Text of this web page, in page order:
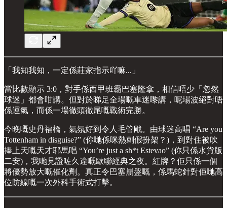
「我知我知，一定係莊家指示吖嘛...」
當比數顯示 3:0，對手係西甲班霸巴塞隆拿，相信唔少「忽然
球迷」都會咁講。但對於睇足全場嘅車迷嚟講，呢場波絕對唔
係運氣，而係一場徹頭徹尾嘅戰術完勝。
今晚嘅史丹福橋，氣氛好到令人毛管戙。由球迷高唱 “Are you
Tottenham in disguise?” (你哋係咪熱刺假扮架？)，到對住被吹
捧上天嘅天才耶馬唱 “You’re just a sh*t Estevao” (你只係水貨版
二安)，我哋見證咗久違嘅歐聯經典之夜。紅牌？佢只係一個
將優勢放大嘅催化劑。真正令巴塞崩盤嘅，係馬蛇針對佢哋高
位防線嘅一次外科手術式打擊。